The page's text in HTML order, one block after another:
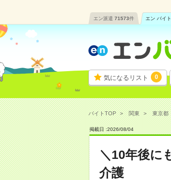
エン派遣 71573件 エン バイト
気になるリスト 0
バイトTOP 関東 東京都
掲載日 :2026/08/04
＼10年後に
介護